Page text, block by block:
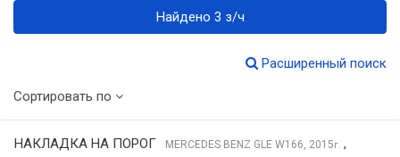
Найдено 3 з/ч
Расширенный поиск
Сортировать по
НАКЛАДКА НА ПОРОГ MERCEDES BENZ GLE W166, 2015г. ,